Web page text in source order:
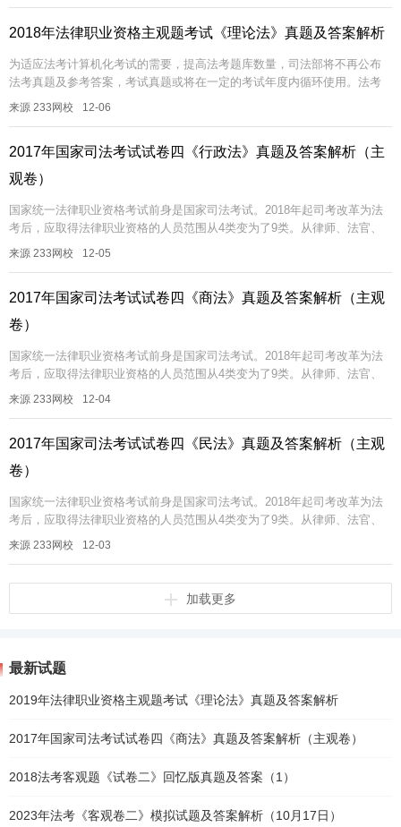
2018年法律职业资格主观题考试《理论法》真题及答案解析
为适应法考计算机化考试的需要，提高法考题库数量，司法部将不再公布
法考真题及参考答案，考试真题或将在一定的考试年度内循环使用。法考
真题非常具有参考价值，233网校帮大家汇总了历年法考回忆版真题及答案
来源 233网校 12-06
2017年国家司法考试试卷四《行政法》真题及答案解析（主
观卷）
国家统一法律职业资格考试前身是国家司法考试。2018年起司考改革为法
考后，应取得法律职业资格的人员范围从4类变为了9类。从律师、法官、
检察官、公证员需要通过法考，到从事行政处罚决定审核、行政复议、行
来源 233网校 12-05
2017年国家司法考试试卷四《商法》真题及答案解析（主观
卷）
国家统一法律职业资格考试前身是国家司法考试。2018年起司考改革为法
考后，应取得法律职业资格的人员范围从4类变为了9类。从律师、法官、
检察官、公证员需要通过法考，到从事行政处罚决定审核、行政复议、行
来源 233网校 12-04
2017年国家司法考试试卷四《民法》真题及答案解析（主观
卷）
国家统一法律职业资格考试前身是国家司法考试。2018年起司考改革为法
考后，应取得法律职业资格的人员范围从4类变为了9类。从律师、法官、
检察官、公证员需要通过法考，到从事行政处罚决定审核、行政复议、行
来源 233网校 12-03
加载更多
最新试题
2019年法律职业资格主观题考试《理论法》真题及答案解析
2017年国家司法考试试卷四《商法》真题及答案解析（主观卷）
2018法考客观题《试卷二》回忆版真题及答案（1）
2023年法考《客观卷二》模拟试题及答案解析（10月17日）